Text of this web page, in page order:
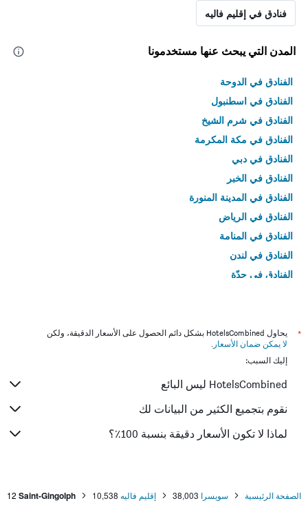
فنادق في إقليم فاليه
المدن التي يبحث عنها مستخدمونا
الفنادق في الدوحة
الفنادق في اسطنبول
الفنادق في شرم الشيخ
الفنادق في مكة المكرمة
الفنادق في دبي
الفنادق في الخبر
الفنادق في المدينة المنورة
الفنادق في الرياض
الفنادق في المنامة
الفنادق في لندن
الفنادق في جدّة
*
يحاول HotelsCombined بشكل دائم الحصول على الأسعار الدقيقة، ولكن
لا يمكن ضمان الأسعار .
إليك السبب:
HotelsCombined ليس البائع
نقوم بتجميع الكثير من البيانات لك
لماذا لا تكون الأسعار دقيقة بنسبة 100٪؟
الصفحة الرئيسية سويسرا 38,003 إقليم فاليه 10,538
Saint-Gingolph
12